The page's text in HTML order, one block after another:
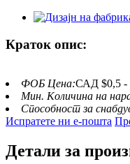
Краток опис:
ФОБ Цена:САД $0,5 -
Мин. Количина на
Способност за
Испратете ни е-пошта
Детали за